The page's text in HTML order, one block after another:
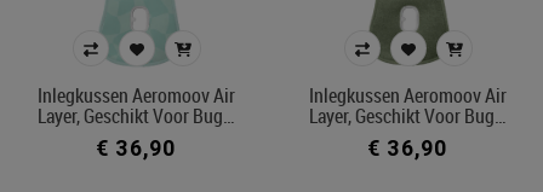
Inlegkussen Aeromoov Air
Layer, Geschikt Voor Bug…
€ 36,90
Inlegkussen Aeromoov Air
Layer, Geschikt Voor Bug…
€ 36,90